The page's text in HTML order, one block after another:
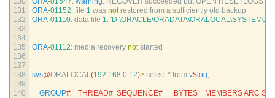
131
132
133
134
135
136
137
138
139
140
ORA-01152: file 1 was not restored from a sufficiently old backup
ORA-01110: data file 1:
ORA-01112: media recovery not started
sys@ORALOCAL(192.168.0.12)> select * from v$ log;
GROUP#    THREAD#  SEQUENCE#      BYTES    MEMBERS ARC